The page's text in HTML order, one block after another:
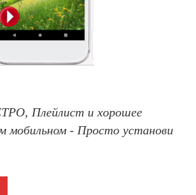
Плейлист и хорошее
мобильном - Просто установи